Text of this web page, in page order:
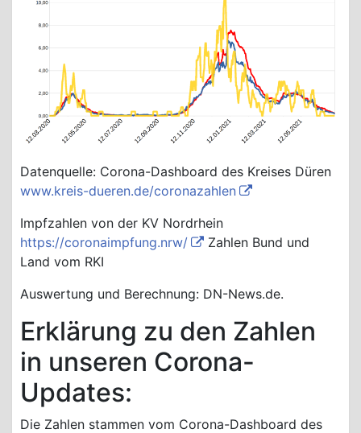
Datenquelle: Corona-Dashboard des Kreises Düren
www.kreis-dueren.de/coronazahlen
Impfzahlen von der KV Nordrhein
https://coronaimpfung.nrw/
Zahlen Bund und
Land vom RKI
Auswertung und Berechnung: DN-News.de.
Erklärung zu den Zahlen
in unseren Corona-
Updates:
Die Zahlen stammen vom Corona-Dashboard des